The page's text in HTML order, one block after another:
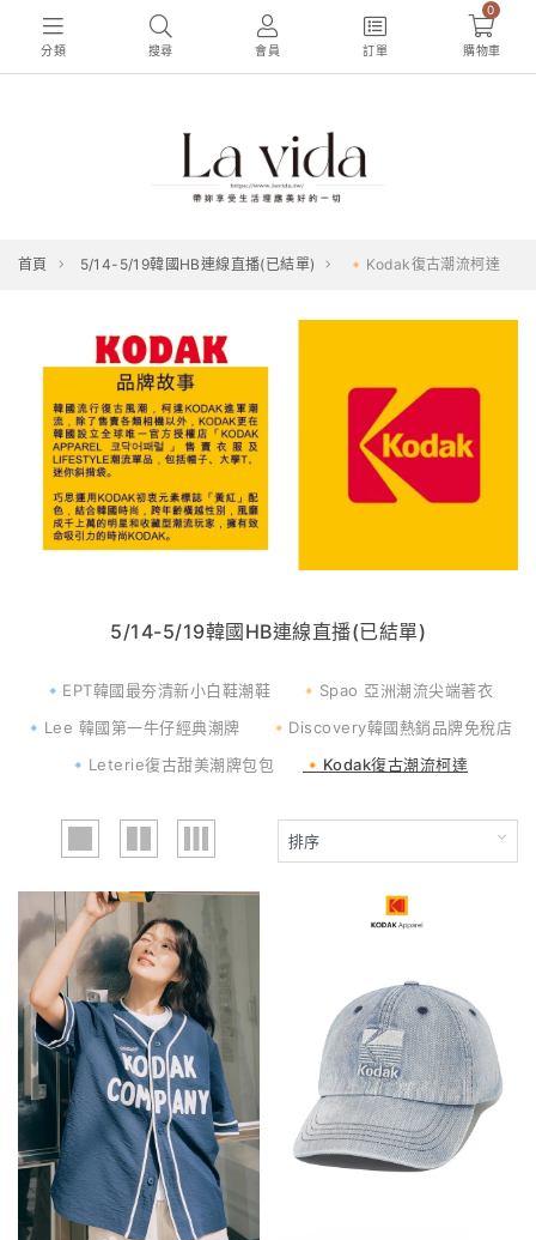
分類 搜尋 會員 訂單
0
購物車
首頁 5/14-5/19韓國HB連線直播(已結單) 🔸Kodak復古潮流柯達
5/14-5/19韓國HB連線直播(已結單)
🔹EPT韓國最夯清新小白鞋潮鞋
🔸Spao 亞洲潮流尖端著衣
🔹Lee 韓國第一牛仔經典潮牌
🔸Discovery韓國熱銷品牌免稅店
🔹Leterie復古甜美潮牌包包
🔸Kodak復古潮流柯達